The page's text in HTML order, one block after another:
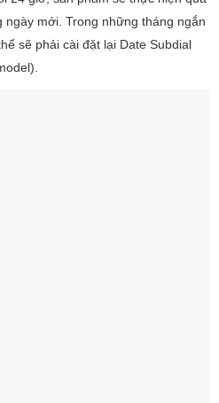
ngày mới. Trong những tháng ngắn
sẽ phải cài đặt lại Date Subdial